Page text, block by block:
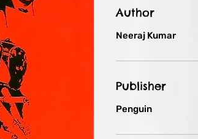
Author
Neeraj Kumar
Publisher
Penguin